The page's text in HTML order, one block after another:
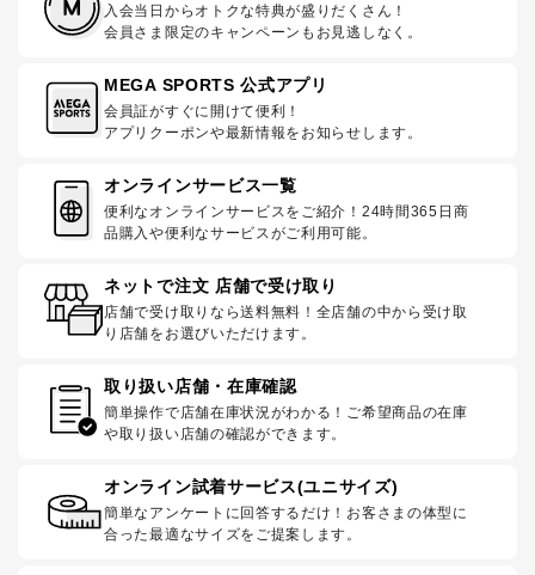
入会当日からオトクな特典が盛りだくさん！
会員さま限定のキャンペーンもお見逃しなく。
MEGA SPORTS 公式アプリ
会員証がすぐに開けて便利！
アプリクーポンや最新情報をお知らせします。
オンラインサービス一覧
便利なオンラインサービスをご紹介！24時間365日商
品購入や便利なサービスがご利用可能。
ネットで注文 店舗で受け取り
店舗で受け取りなら送料無料！全店舗の中から受け取
り店舗をお選びいただけます。
取り扱い店舗・在庫確認
簡単操作で店舗在庫状況がわかる！ご希望商品の在庫
や取り扱い店舗の確認ができます。
オンライン試着サービス(ユニサイズ)
簡単なアンケートに回答するだけ！お客さまの体型に
合った最適なサイズをご提案します。